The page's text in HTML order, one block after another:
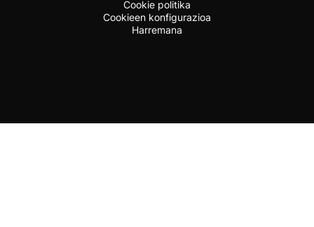
Cookie politika
Cookieen konfigurazioa
Harremana